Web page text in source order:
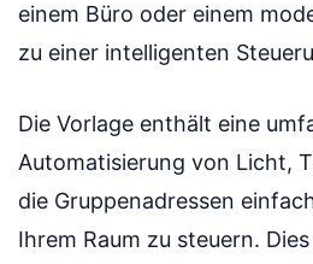
einem Büro oder einem
zu einer intelligenten
Die Vorlage enthält eine
Automatisierung von Licht,
die Gruppenadressen
Ihrem Raum zu steuern.